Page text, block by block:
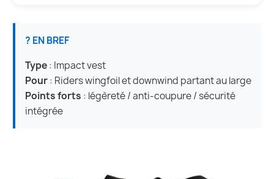
? EN BREF
Type: Impact vest
Pour: Riders wingfoil et downwind partant au large
Points forts : légèreté / anti-coupure / sécurité
intégrée